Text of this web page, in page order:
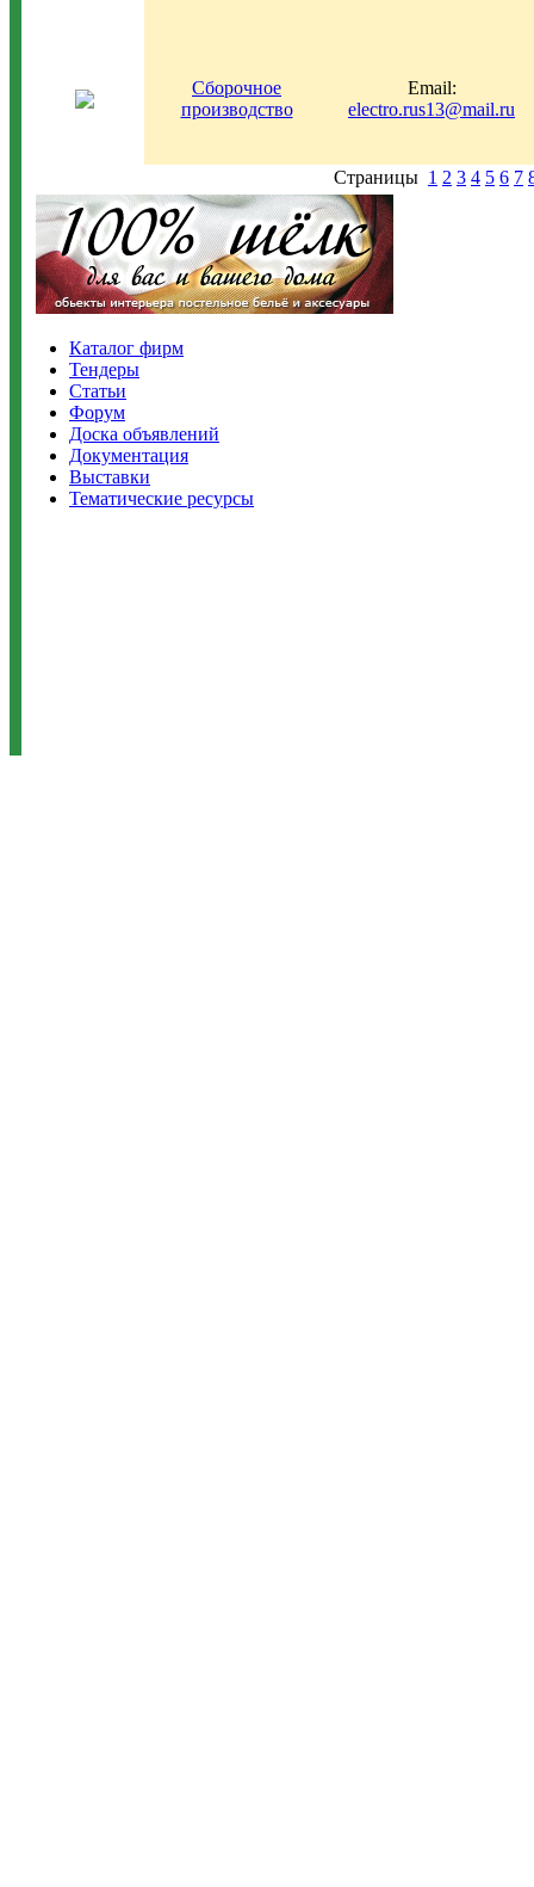
Сборочное
производство
Email:
electro.rus13@mail.ru
Страницы 1 2 3 4 5 6 7
Каталог фирм
Тендеры
Статьи
Форум
Доска объявлений
Документация
Выставки
Тематические ресурсы